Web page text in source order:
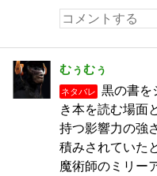
むぅむぅ
ネタバレ
黒の書を
き本を読む場面
持つ影響力の強
積みされていた
魔術師のミリー